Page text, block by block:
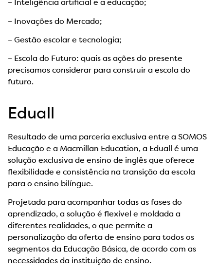
– Inteligência artificial e a educação;
– Inovações do Mercado;
– Gestão escolar e tecnologia;
– Escola do Futuro: quais as ações do presente
precisamos considerar para construir a escola do
futuro.
Eduall
Resultado de uma parceria exclusiva entre a SOMOS
Educação e a Macmillan Education, a Eduall é uma
solução exclusiva de ensino de inglês que oferece
flexibilidade e consistência na transição da escola
para o ensino bilíngue.
Projetada para acompanhar todas as fases do
aprendizado, a solução é flexível e moldada a
diferentes realidades, o que permite a
personalização da oferta de ensino para todos os
segmentos da Educação Básica, de acordo com as
necessidades da instituição de ensino.